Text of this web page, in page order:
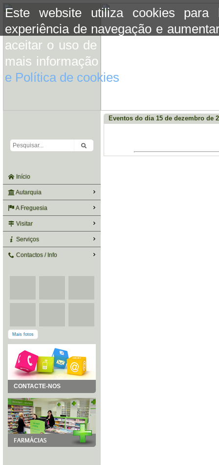
Este website utiliza cookies para
experiência de navegação e
aceitar o uso de cookies basta
mais informação consulte a
e Política de cookies
Início
Autarquia
A Freguesia
Visitar
Serviços
Contactos / Info
Mais fotos
CONTACTE-NOS
Eventos do dia 15 de dezembro de